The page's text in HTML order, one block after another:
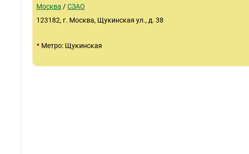
Москва /СЗАО
123182, г. Москва, Щукинская ул., д. 38
• Метро: Щукинская